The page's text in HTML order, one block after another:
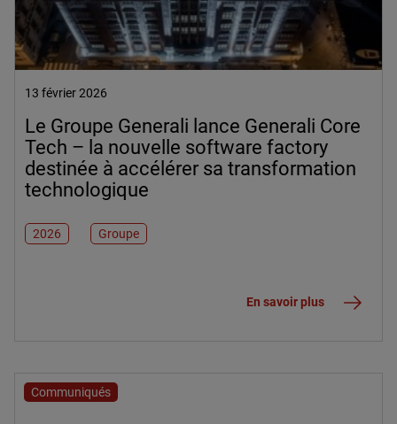
13 février 2026
Le Groupe Generali lance Generali Core
Tech – la nouvelle software factory
destinée à accélérer sa transformation
technologique
2026 Groupe
En savoir plus
Communiqués